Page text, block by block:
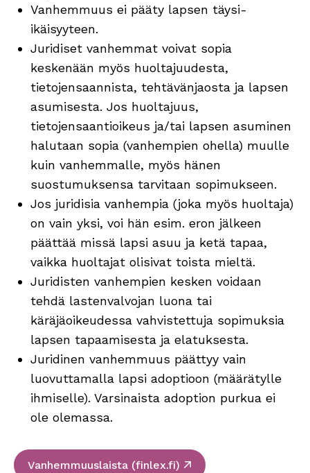
Vanhemmuus ei pääty lapsen täysi-
ikäisyyteen.
Juridiset vanhemmat voivat sopia
keskenään myös huoltajuudesta,
tietojensaannista, tehtävänjaosta ja lapsen
asumisesta. Jos huoltajuus,
tietojensaantioikeus ja/tai lapsen asuminen
halutaan sopia (vanhempien ohella) muulle
kuin vanhemmalle, myös hänen
suostumuksensa tarvitaan sopimukseen.
Jos juridisia vanhempia (joka myös huoltaja)
on vain yksi, voi hän esim. eron jälkeen
päättää missä lapsi asuu ja ketä tapaa,
vaikka huoltajat olisivat toista mieltä.
Juridisten vanhempien kesken voidaan
tehdä lastenvalvojan luona tai
käräjäoikeudessa vahvistettuja sopimuksia
lapsen tapaamisesta ja elatuksesta.
Juridinen vanhemmuus päättyy vain
luovuttamalla lapsi adoptioon (määrätylle
ihmiselle). Varsinaista adoption purkua ei
ole olemassa.
Vanhemmuuslaista (finlex.fi) Sivu avautuu